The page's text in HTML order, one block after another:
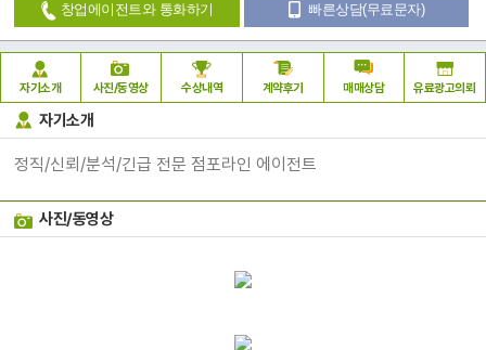
창업에이전트와 통화하기 빠른상담(무료문자)
자기소개 사진/동영상 수상내역 계약후기 매매상담 유료광고의뢰
자기소개
정직/신뢰/분석/긴급 전문 점포라인 에이전트
사진/동영상